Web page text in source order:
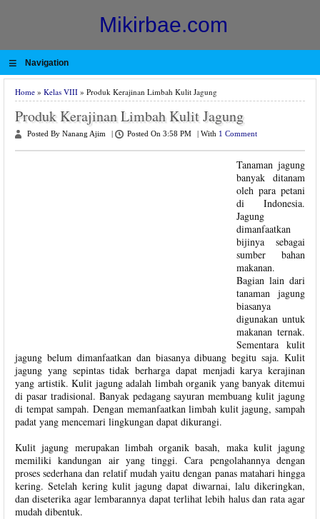
Mikirbae.com
≡ Navigation
Home » Kelas VIII » Produk Kerajinan Limbah Kulit Jagung
Produk Kerajinan Limbah Kulit Jagung
Posted By Nanang Ajim Posted On 3:58 PM With 1 Comment
Tanaman jagung
banyak ditanam
oleh para petani
di Indonesia.
Jagung
dimanfaatkan
bijinya sebagai
sumber bahan
makanan.
Bagian lain dari
tanaman jagung
biasanya
digunakan untuk
makanan ternak.
Sementara kulit
jagung belum dimanfaatkan dan biasanya dibuang begitu saja. Kulit
jagung yang sepintas tidak berharga dapat menjadi karya kerajinan
yang artistik. Kulit jagung adalah limbah organik yang banyak ditemui
di pasar tradisional. Banyak pedagang sayuran membuang kulit jagung
di tempat sampah. Dengan memanfaatkan limbah kulit jagung, sampah
padat yang mencemari lingkungan dapat dikurangi.
Kulit jagung merupakan limbah organik basah, maka kulit jagung
memiliki kandungan air yang tinggi. Cara pengolahannya dengan
proses sederhana dan relatif mudah yaitu dengan panas matahari hingga
kering. Setelah kering kulit jagung dapat diwarnai, lalu dikeringkan,
dan diseterika agar lembarannya dapat terlihat lebih halus dan rata agar
mudah dibentuk.